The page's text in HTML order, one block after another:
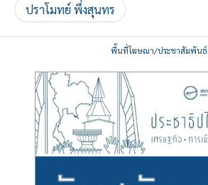
ปราโมทย์ พึ่งสุนทร
พื้นที่โฆษณา/ประชาสัมพันธ์